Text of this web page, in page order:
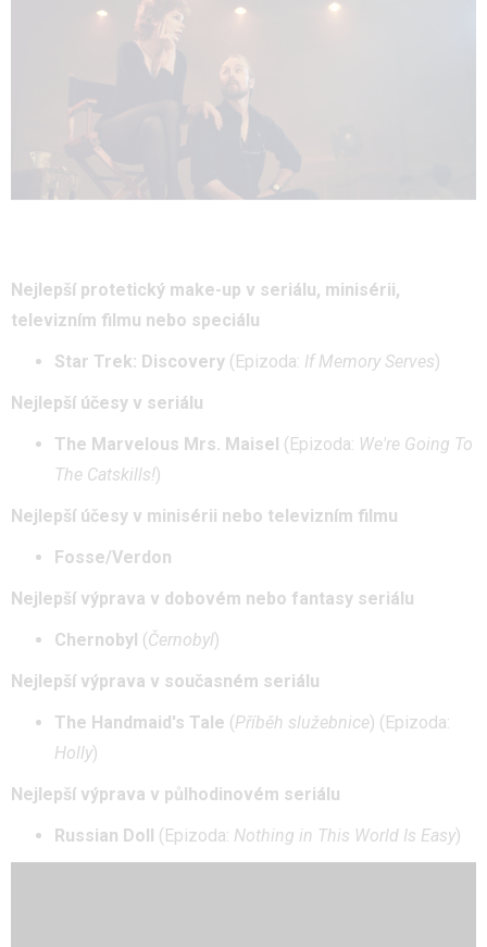
Nejlepší protetický make-up v seriálu, minisérii,
televizním filmu nebo speciálu
Star Trek: Discovery (Epizoda: If Memory Serves)
Nejlepší účesy v seriálu
The Marvelous Mrs. Maisel (Epizoda: We're Going To
The Catskills!)
Nejlepší účesy v minisérii nebo televizním filmu
Fosse/Verdon
Nejlepší výprava v dobovém nebo fantasy seriálu
Chernobyl (Černobyl)
Nejlepší výprava v současném seriálu
The Handmaid's Tale (Příběh služebnice) (Epizoda:
Holly)
Nejlepší výprava v půlhodinovém seriálu
Russian Doll (Epizoda: Nothing in This World Is Easy)